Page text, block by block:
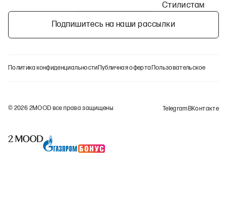
Стилистам
Подпишитесь на наши рассылки
Политика конфиденциальности Публичная оферта Пользовательское
© 2026 2MOOD все права защищены TelegramВКонтакте